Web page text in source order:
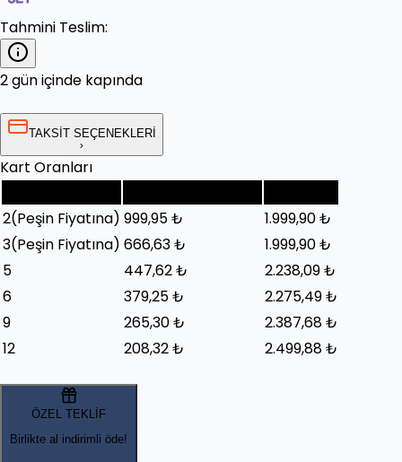
Tahmini Teslim:
2 gün içinde kapında
TAKSİT SEÇENEKLERİ
Kart Oranları
2(Peşin Fiyatına) 999,95 ₺
1.999,90 ₺
3(Peşin Fiyatına) 666,63 ₺
1.999,90 ₺
5
447,62 ₺
2.238,09 ₺
6
379,25 ₺
2.275,49 ₺
9
265,30 ₺
2.387,68 ₺
12
208,32 ₺ 2.499,88 ₺
ÖZEL TEKLİF
Birlikte al indirimli öde!